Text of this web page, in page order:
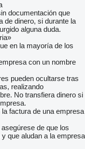
documentación que
de dinero, si durante la
alguna duda.
en la mayoría de los
con un nombre
pueden ocultarse tras
realizando
No transfiera dinero si
factura de una empresa
de que los
que aludan a la empresa